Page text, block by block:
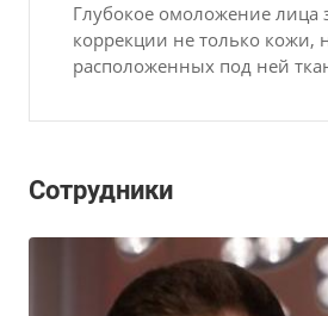
Глубокое омоложение лица
коррекции не только кожи,
расположенных под ней
Сотрудники